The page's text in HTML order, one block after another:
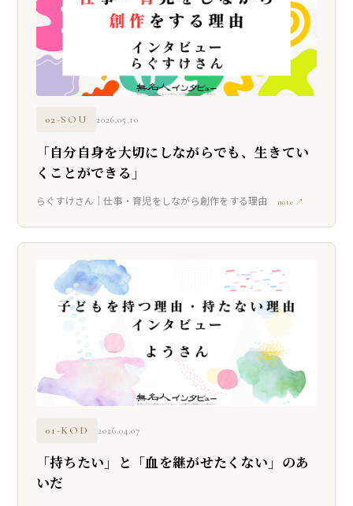
02-SOU 2026.05.10
「自分自身を大切にしながらでも、生きてい
くことができる」
らぐすけさん｜仕事・育児をしながら創作をする理由 note ↗
01-KOD 2026.04.07
「持ちたい」と「血を継がせたくない」のあ
いだ